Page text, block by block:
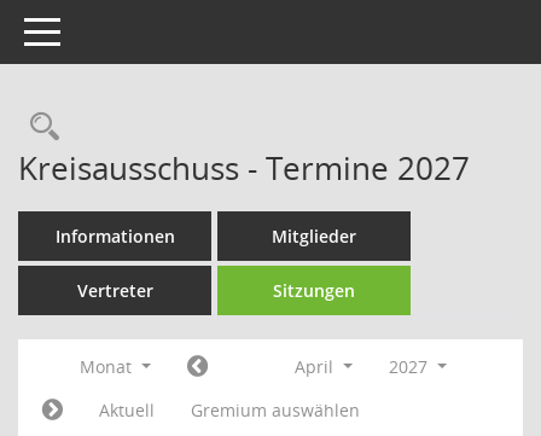
Toggle navigation
Rechercheauswahl
Kreisausschuss - Termine 2027
Informationen Mitglieder
Vertreter Sitzungen
Monat April
2027
Aktuell
Gremium auswählen